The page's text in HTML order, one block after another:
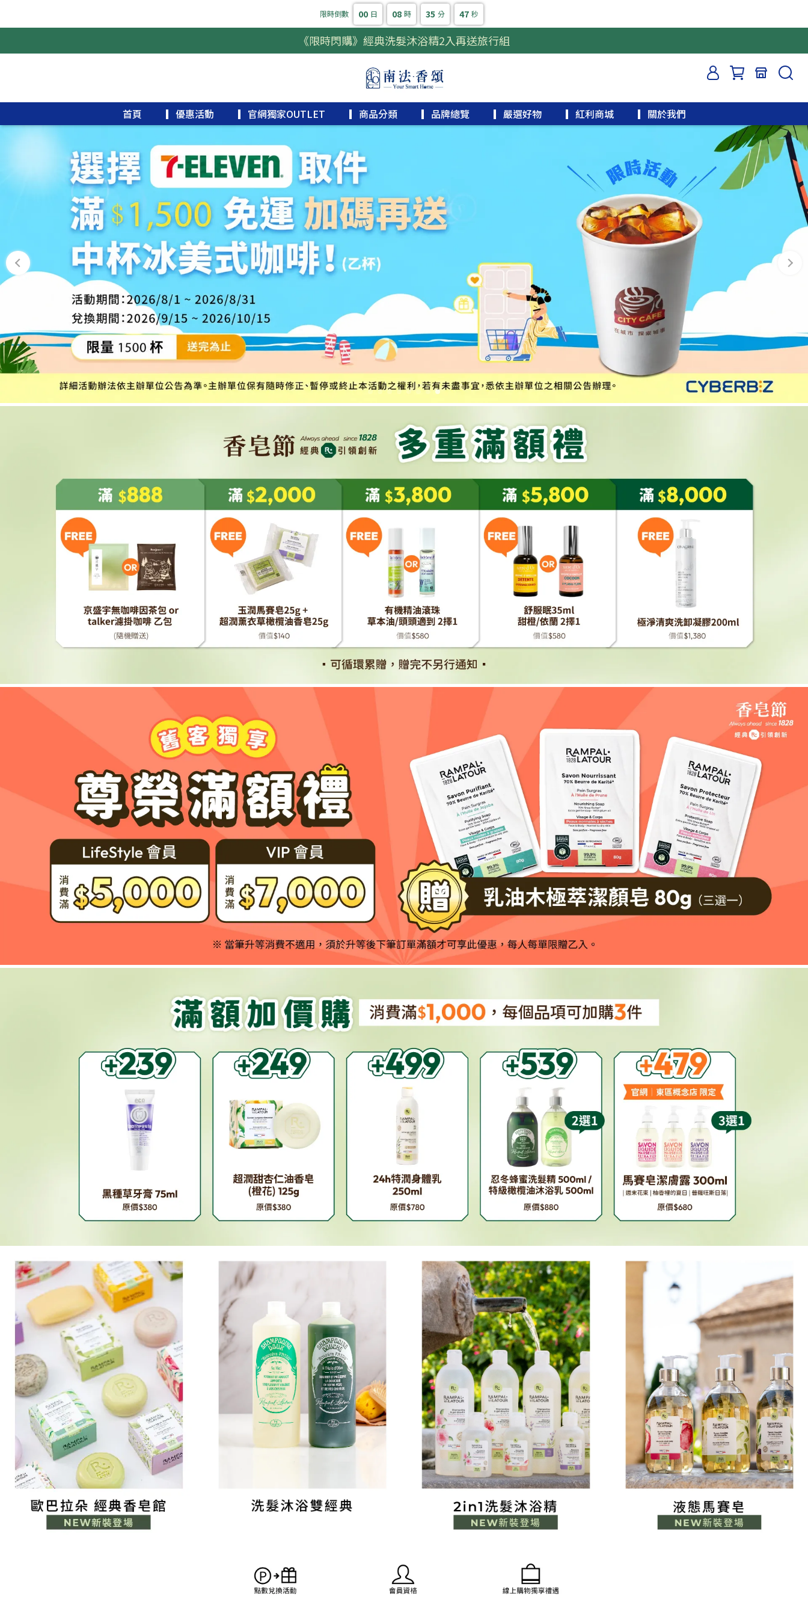
限時倒數 00 日 08 時 35 分 46 秒
《限時閃購》經典洗髮沐浴精2入再送旅行組
首頁 ▎優惠活動 ▎官網獨家OUTLET ▎商品分類 ▎品牌總覽 ▎嚴選好物 ▎紅利商城 ▎關於我們